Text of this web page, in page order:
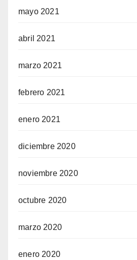
mayo 2021
abril 2021
marzo 2021
febrero 2021
enero 2021
diciembre 2020
noviembre 2020
octubre 2020
marzo 2020
enero 2020